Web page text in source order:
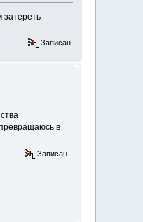
затереть
Записан
в
Записан